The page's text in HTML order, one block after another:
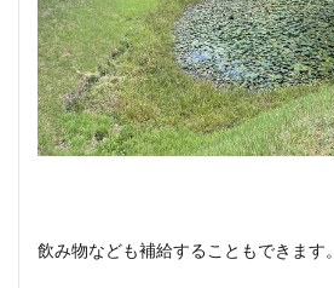
飲み物なども補給することもできます。